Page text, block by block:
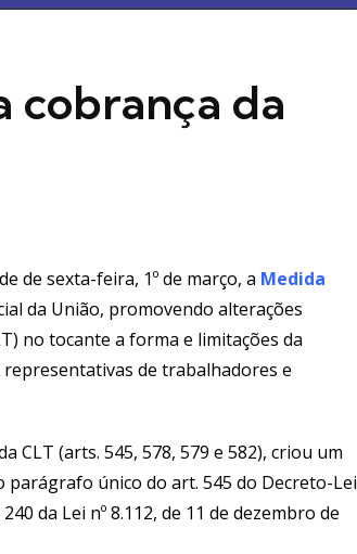
cobrança da
de sexta-feira, 1º de março, a Medida
da União, promovendo alterações
no tocante a forma e limitações da
de trabalhadores e
(arts. 545, 578, 579 e 582), criou um
único do art. 545 do Decreto-Lei
da Lei nº 8.112, de 11 de dezembro de